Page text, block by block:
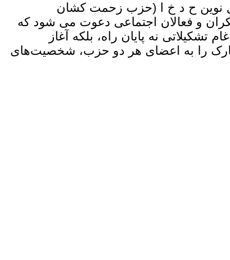
نوین ح د خ ا (حزب زحمت‌ کشان
و فعالان اجتماعی دعوت می ‌شود که
تشکیلاتی نه پایان راه، بلکه آغاز
را به اعضای هر دو حزب، شخصیت‌های